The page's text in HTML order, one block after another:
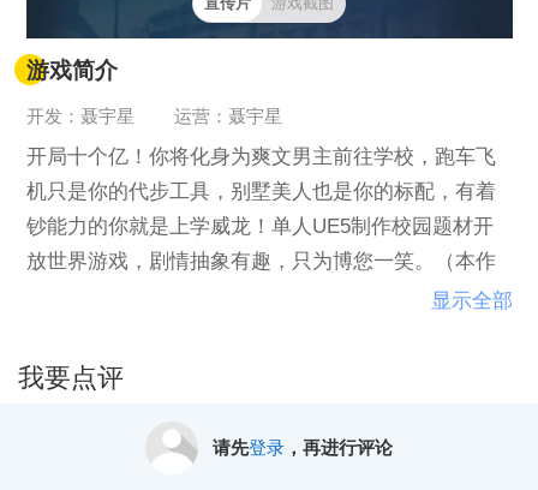
游戏简介
开发：聂宇星 运营：聂宇星
开局十个亿！你将化身为爽文男主前往学校，跑车飞
机只是你的代步工具，别墅美人也是你的标配，有着
钞能力的你就是上学威龙！单人UE5制作校园题材开
放世界游戏，剧情抽象有趣，只为博您一笑。（本作
包含穷孩子剧情线和富孩子剧情线，希望您喜欢）显示全部
我要点评
请先登录，再进行评论